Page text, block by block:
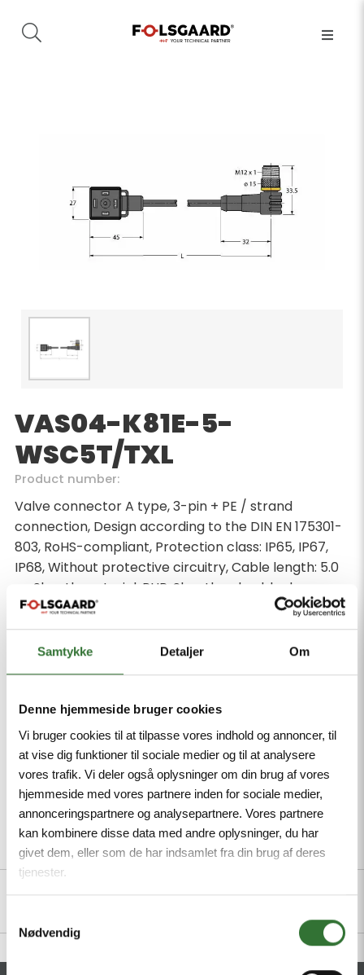
Samtykke Detaljer Om
Denne hjemmeside bruger cookies
Vi bruger cookies til at tilpasse vores indhold og annoncer, til
at vise dig funktioner til sociale medier og til at analysere
vores trafik. Vi deler også oplysninger om din brug af vores
hjemmeside med vores partnere inden for sociale medier,
annonceringspartnere og analysepartnere. Vores partnere
kan kombinere disse data med andre oplysninger, du har
givet dem, eller som de har indsamlet fra din brug af deres
tjenester.
Nødvendig
VAS04-K81E-5-
WSC5T/TXL
Product number:
Valve connector A type, 3-pin + PE / strand
connection, Design according to the DIN EN 175301-
803, RoHS-compliant, Protection class: IP65, IP67,
IP68, Without protective circuitry, Cable length: 5.0
m, Sheath material: PUR, Sheath color: black,
Qualified for drag chain use, Resistant to weld
splatter, Resistant to chemicals and oils, UV and
ozone resistance, Flame retardant, Free from
halogen, silicone, PVC and LABS, M12 male, angled, 4-
Description Specifications Files